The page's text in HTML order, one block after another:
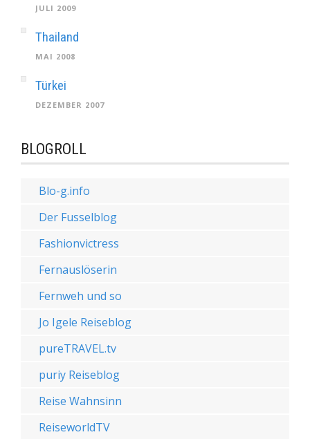
JULI 2009
Thailand
MAI 2008
Türkei
DEZEMBER 2007
BLOGROLL
Blo-g.info
Der Fusselblog
Fashionvictress
Fernauslöserin
Fernweh und so
Jo Igele Reiseblog
pureTRAVEL.tv
puriy Reiseblog
Reise Wahnsinn
ReiseworldTV